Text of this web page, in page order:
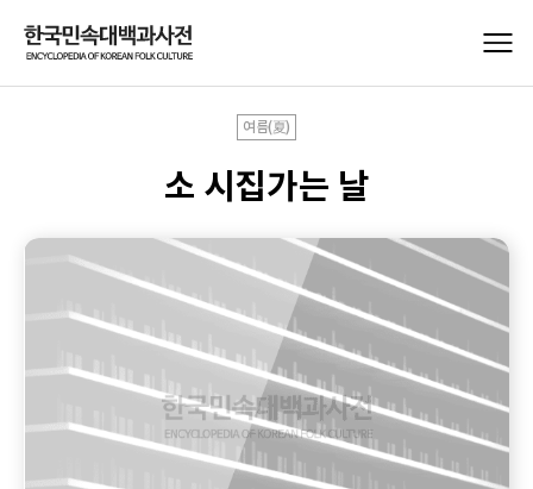
여름(夏)
소 시집가는 날